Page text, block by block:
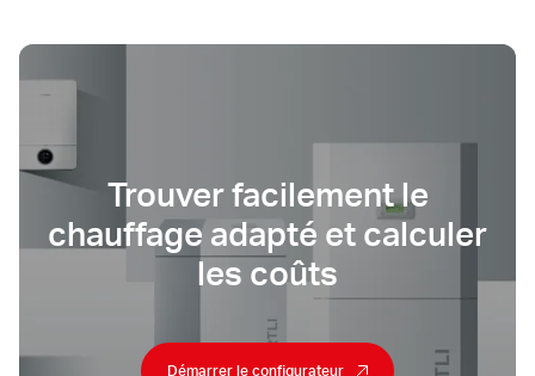
Trouver facilement le
chauffage adapté et calculer
les coûts
Démarrer le configurateur